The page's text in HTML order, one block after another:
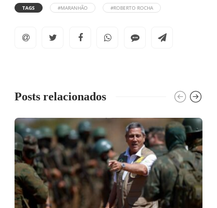
TAGS #MARANHÃO #ROBERTO ROCHA
Posts relacionados